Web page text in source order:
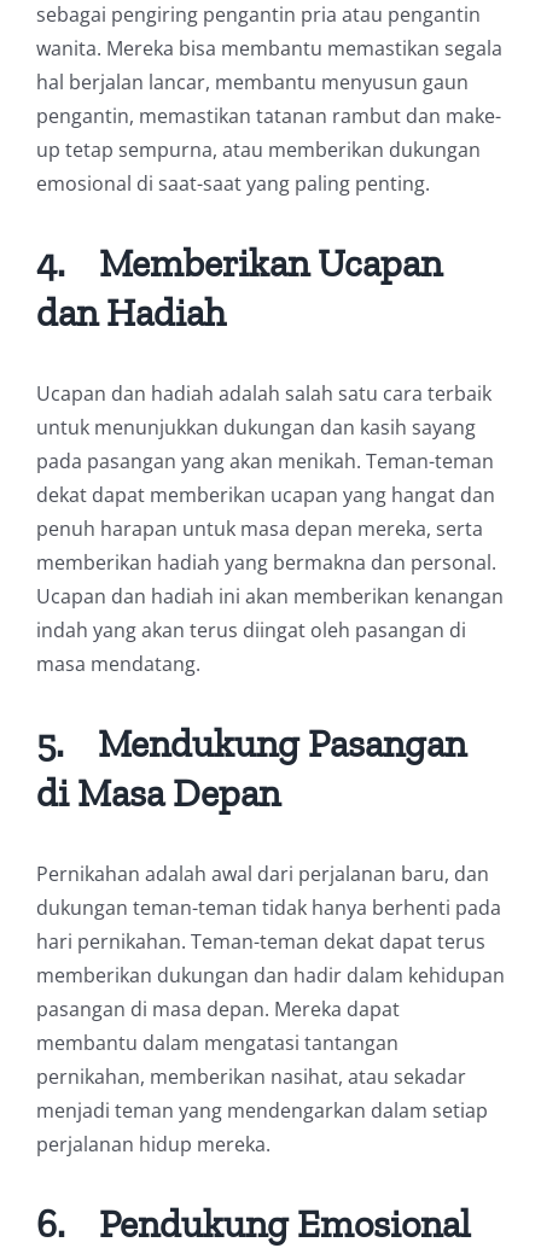
sebagai pengiring pengantin pria atau pengantin
wanita. Mereka bisa membantu memastikan segala
hal berjalan lancar, membantu menyusun gaun
pengantin, memastikan tatanan rambut dan make-
up tetap sempurna, atau memberikan dukungan
emosional di saat-saat yang paling penting.
4. Memberikan Ucapan
dan Hadiah
Ucapan dan hadiah adalah salah satu cara terbaik
untuk menunjukkan dukungan dan kasih sayang
pada pasangan yang akan menikah. Teman-teman
dekat dapat memberikan ucapan yang hangat dan
penuh harapan untuk masa depan mereka, serta
memberikan hadiah yang bermakna dan personal.
Ucapan dan hadiah ini akan memberikan kenangan
indah yang akan terus diingat oleh pasangan di
masa mendatang.
5. Mendukung Pasangan
di Masa Depan
Pernikahan adalah awal dari perjalanan baru, dan
dukungan teman-teman tidak hanya berhenti pada
hari pernikahan. Teman-teman dekat dapat terus
memberikan dukungan dan hadir dalam kehidupan
pasangan di masa depan. Mereka dapat
membantu dalam mengatasi tantangan
pernikahan, memberikan nasihat, atau sekadar
menjadi teman yang mendengarkan dalam setiap
perjalanan hidup mereka.
6. Pendukung Emosional